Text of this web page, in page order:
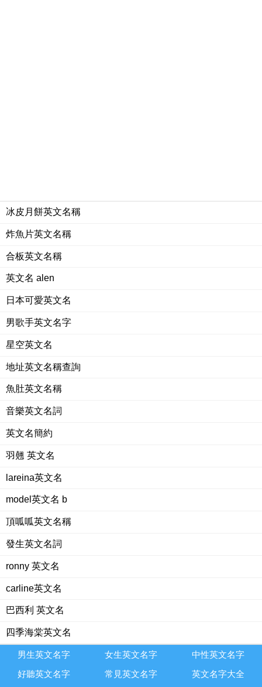
冰皮月餅英文名稱
炸魚片英文名稱
合板英文名稱
英文名 alen
日本可愛英文名
男歌手英文名字
星空英文名
地址英文名稱查詢
魚肚英文名稱
音樂英文名詞
英文名簡約
羽翹 英文名
lareina英文名
model英文名 b
頂呱呱英文名稱
發生英文名詞
ronny 英文名
carline英文名
巴西利 英文名
四季海棠英文名
男生英文名字 女生英文名字
中性英文名字
好聽英文名字
常見英文名字 英文名字大全